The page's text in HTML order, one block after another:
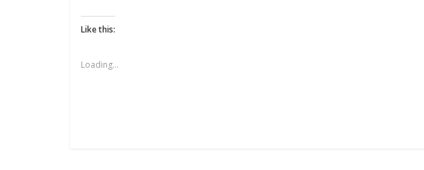
Like this:
Loading...